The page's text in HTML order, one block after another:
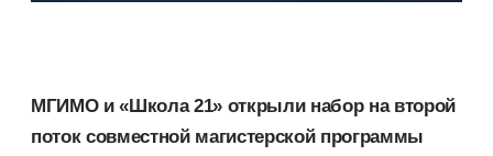
МГИМО и «Школа 21» открыли набор на второй
поток совместной магистерской программы